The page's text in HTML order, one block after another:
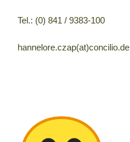
Tel.: (0) 841 / 9383-100
hannelore.czap(at)concilio.de